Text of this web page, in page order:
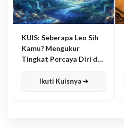
KUIS: Seberapa Leo Sih
Kamu? Mengukur
Tingkat Percaya Diri dan
Ikuti Kuisnya ➔